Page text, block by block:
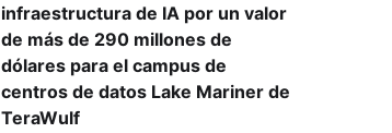
infraestructura de IA por un valor
de más de 290 millones de
dólares para el campus de
centros de datos Lake Mariner de
TeraWulf